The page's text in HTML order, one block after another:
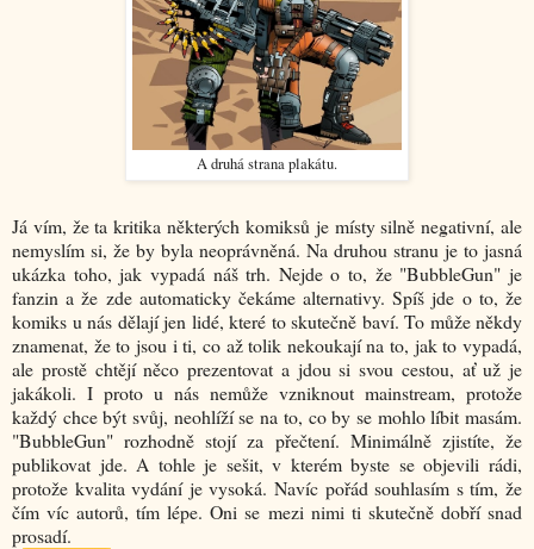
A druhá strana plakátu.
Já vím, že ta kritika některých komiksů je místy silně negativní, ale
nemyslím si, že by byla neoprávněná. Na druhou stranu je to jasná
ukázka toho, jak vypadá náš trh. Nejde o to, že "BubbleGun" je
fanzin a že zde automaticky čekáme alternativy. Spíš jde o to, že
komiks u nás dělají jen lidé, které to skutečně baví. To může někdy
znamenat, že to jsou i ti, co až tolik nekoukají na to, jak to vypadá,
ale prostě chtějí něco prezentovat a jdou si svou cestou, ať už je
jakákoli. I proto u nás nemůže vzniknout mainstream, protože
každý chce být svůj, neohlíží se na to, co by se mohlo líbit masám.
"BubbleGun" rozhodně stojí za přečtení. Minimálně zjistíte, že
publikovat jde. A tohle je sešit, v kterém byste se objevili rádi,
protože kvalita vydání je vysoká. Navíc pořád souhlasím s tím, že
čím víc autorů, tím lépe. Oni se mezi nimi ti skutečně dobří snad
prosadí.